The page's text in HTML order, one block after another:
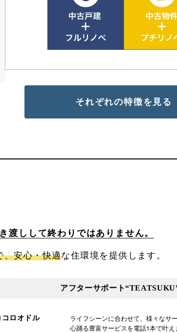
それぞれの特徴を見る
渡しして終わりではありません。
、安心・快適な住環境を提供します。
アフターサポート
コロオドル
ライフシーンに合わせて、様々なサ
心踊る豊富サービスを電話1本で叶え